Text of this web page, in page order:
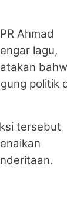
Ahmad
lagu,
politik
tersebut